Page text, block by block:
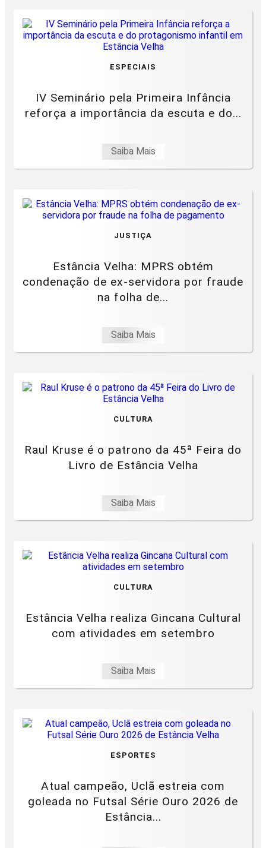
ESPECIAIS
IV Seminário pela Primeira Infância
reforça a importância da escuta e do...
Saiba Mais
JUSTIÇA
Estância Velha: MPRS obtém
condenação de ex-servidora por fraude
na folha de...
Saiba Mais
CULTURA
Raul Kruse é o patrono da 45ª Feira do
Livro de Estância Velha
Saiba Mais
CULTURA
Estância Velha realiza Gincana Cultural
com atividades em setembro
Saiba Mais
ESPORTES
Atual campeão, Uclã estreia com
goleada no Futsal Série Ouro 2026 de
Estância...